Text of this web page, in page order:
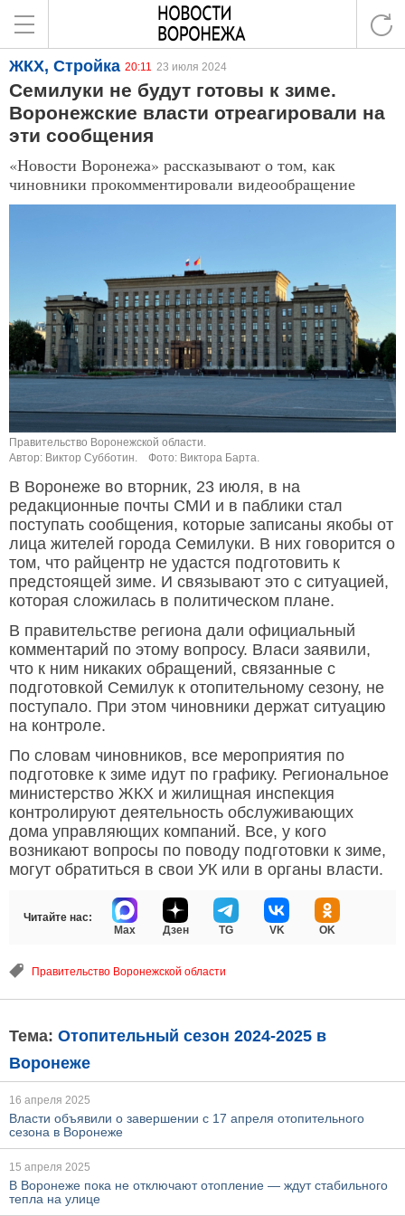
ЖКХ, Стройка 20:11 23 июля 2024
Семилуки не будут готовы к зиме.
Воронежские власти отреагировали на
эти сообщения
«Новости Воронежа» рассказывают о том, как
чиновники прокомментировали видеообращение
Правительство Воронежской области.
Автор: Виктор Субботин.
Фото: Виктора Барта.
В Воронеже во вторник, 23 июля, в на
редакционные почты СМИ и в паблики стал
поступать сообщения, которые записаны якобы от
лица жителей города Семилуки. В них говорится о
том, что райцентр не удастся подготовить к
предстоящей зиме. И связывают это с ситуацией,
которая сложилась в политическом плане.
В правительстве региона дали официальный
комментарий по этому вопросу. Власи заявили,
что к ним никаких обращений, связанные с
подготовкой Семилук к отопительному сезону, не
поступало. При этом чиновники держат ситуацию
на контроле.
По словам чиновников, все мероприятия по
подготовке к зиме идут по графику. Региональное
министерство ЖКХ и жилищная инспекция
контролируют деятельность обслуживающих
дома управляющих компаний. Все, у кого
возникают вопросы по поводу подготовки к зиме,
могут обратиться в свои УК или в органы власти.
Читайте нас:
Max
Дзен TG VK OK
Правительство Воронежской области
Тема: Отопительный сезон 2024-2025 в
Воронеже
16 апреля 2025
Власти объявили о завершении с 17 апреля отопительного
сезона в Воронеже
15 апреля 2025
В Воронеже пока не отключают отопление — ждут стабильного
тепла на улице